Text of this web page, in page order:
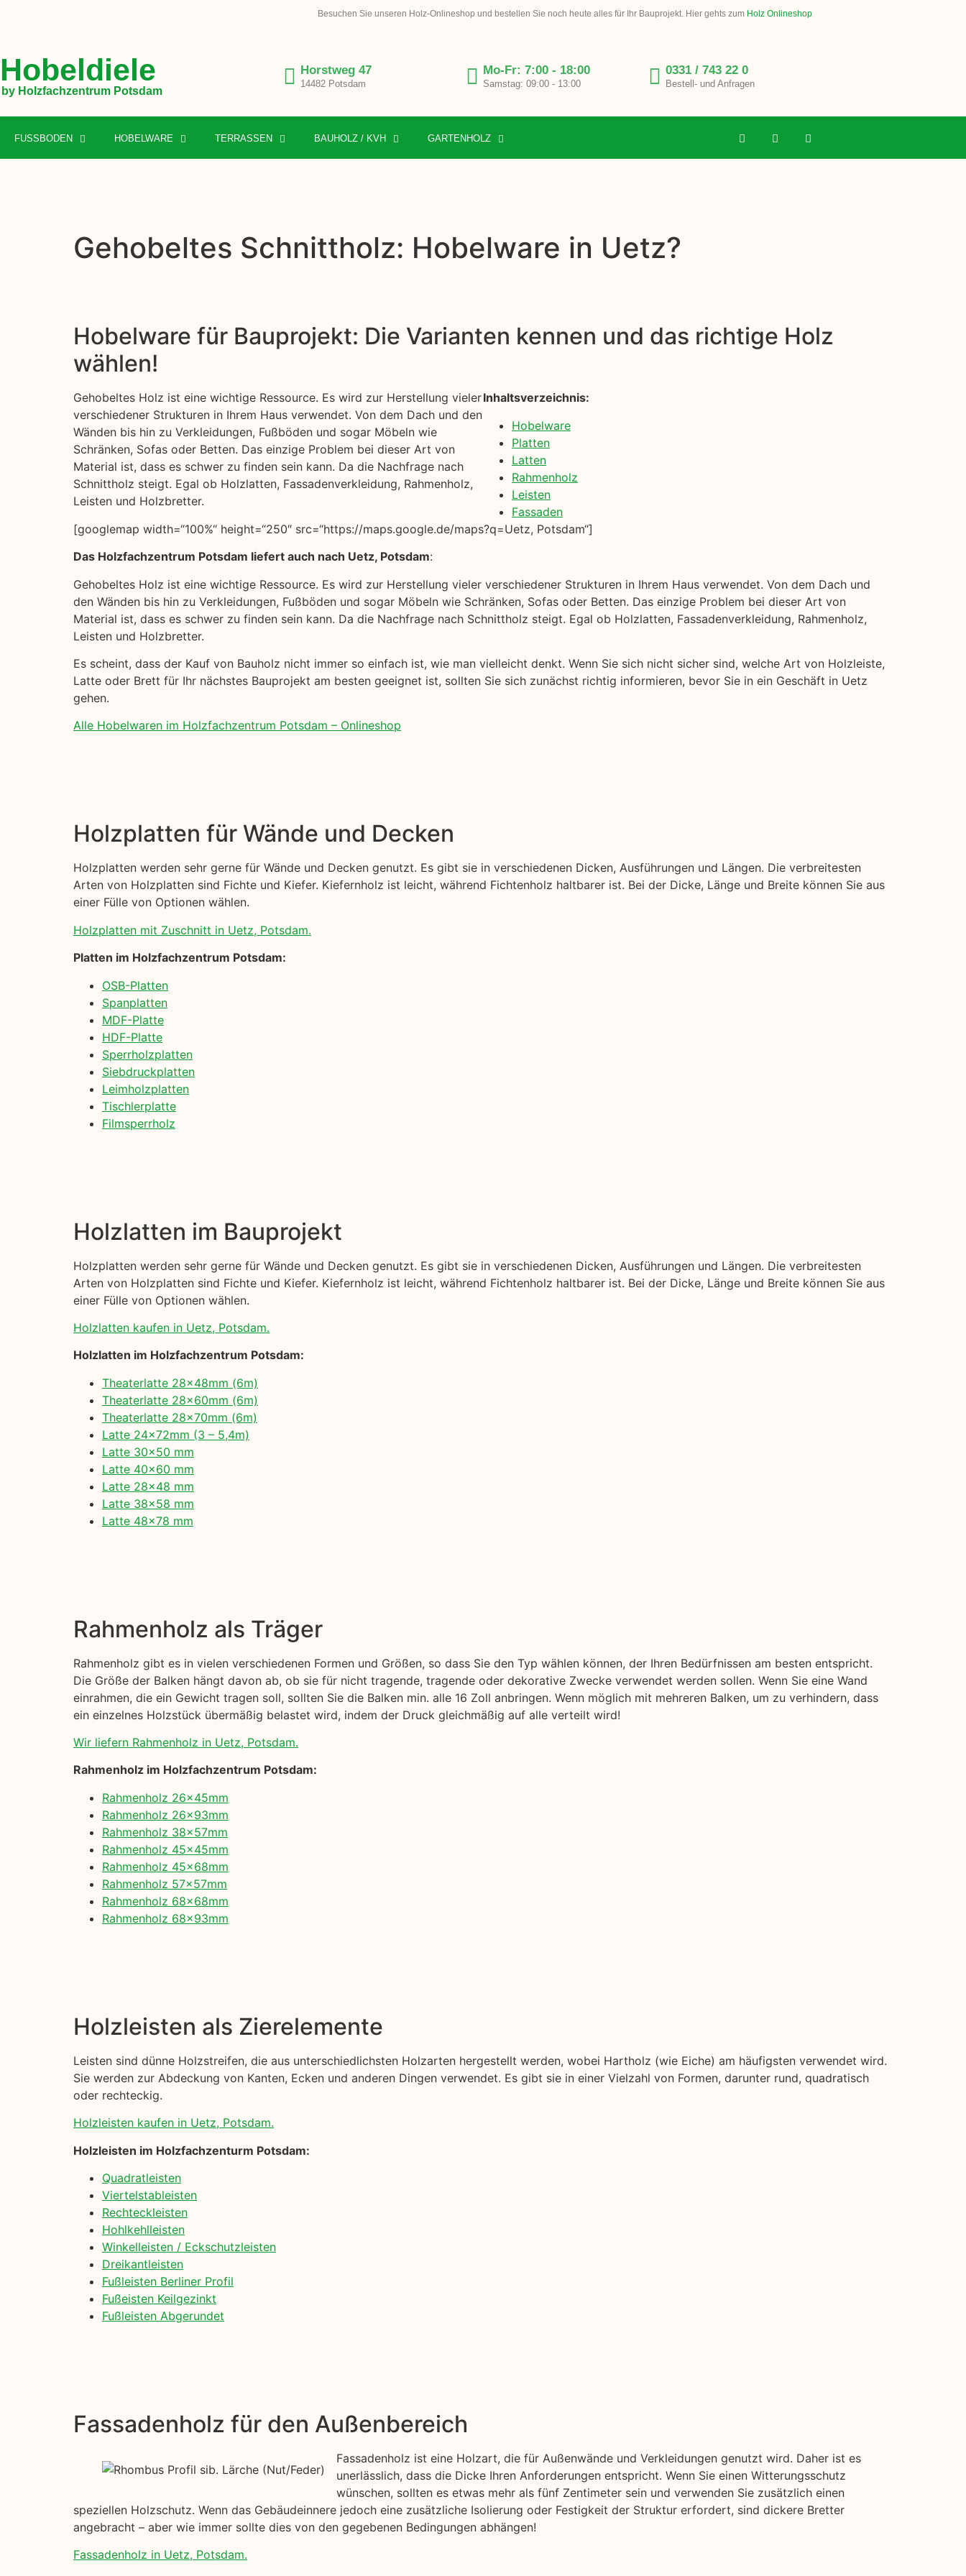
Besuchen Sie unseren Holz-Onlineshop und bestellen Sie noch heute alles für Ihr Bauprojekt. Hier gehts zum Holz Onlineshop
Hobeldiele
by Holzfachzentrum Potsdam
Horstweg 47
14482 Potsdam
Mo-Fr: 7:00 - 18:00
Samstag: 09:00 - 13:00
0331 / 743 22 0
Bestell- und Anfragen
FUSSBODEN HOBELWARE TERRASSEN BAUHOLZ / KVH GARTENHOLZ
Gehobeltes Schnittholz: Hobelware in Uetz?
Hobelware für Bauprojekt: Die Varianten kennen und das richtige Holz
wählen!
Gehobeltes Holz ist eine wichtige Ressource. Es wird zur Herstellung vieler
verschiedener Strukturen in Ihrem Haus verwendet. Von dem Dach und den
Wänden bis hin zu Verkleidungen, Fußböden und sogar Möbeln wie
Schränken, Sofas oder Betten. Das einzige Problem bei dieser Art von
Material ist, dass es schwer zu finden sein kann. Da die Nachfrage nach
Schnittholz steigt. Egal ob Holzlatten, Fassadenverkleidung, Rahmenholz,
Leisten und Holzbretter.
Inhaltsverzeichnis:
Hobelware
Platten
Latten
Rahmenholz
Leisten
Fassaden
[googlemap width=“100%“ height=“250″ src=“https://maps.google.de/maps?q=Uetz, Potsdam“]
Das Holzfachzentrum Potsdam liefert auch nach Uetz, Potsdam:
Gehobeltes Holz ist eine wichtige Ressource. Es wird zur Herstellung vieler verschiedener Strukturen in Ihrem Haus verwendet. Von dem Dach und
den Wänden bis hin zu Verkleidungen, Fußböden und sogar Möbeln wie Schränken, Sofas oder Betten. Das einzige Problem bei dieser Art von
Material ist, dass es schwer zu finden sein kann. Da die Nachfrage nach Schnittholz steigt. Egal ob Holzlatten, Fassadenverkleidung, Rahmenholz,
Leisten und Holzbretter.
Es scheint, dass der Kauf von Bauholz nicht immer so einfach ist, wie man vielleicht denkt. Wenn Sie sich nicht sicher sind, welche Art von Holzleiste,
Latte oder Brett für Ihr nächstes Bauprojekt am besten geeignet ist, sollten Sie sich zunächst richtig informieren, bevor Sie in ein Geschäft in Uetz
gehen.
Alle Hobelwaren im Holzfachzentrum Potsdam – Onlineshop
Holzplatten für Wände und Decken
Holzplatten werden sehr gerne für Wände und Decken genutzt. Es gibt sie in verschiedenen Dicken, Ausführungen und Längen. Die verbreitesten
Arten von Holzplatten sind Fichte und Kiefer. Kiefernholz ist leicht, während Fichtenholz haltbarer ist. Bei der Dicke, Länge und Breite können Sie aus
einer Fülle von Optionen wählen.
Holzplatten mit Zuschnitt in Uetz, Potsdam.
Platten im Holzfachzentrum Potsdam:
OSB-Platten
Spanplatten
MDF-Platte
HDF-Platte
Sperrholzplatten
Siebdruckplatten
Leimholzplatten
Tischlerplatte
Filmsperrholz
Holzlatten im Bauprojekt
Holzplatten werden sehr gerne für Wände und Decken genutzt. Es gibt sie in verschiedenen Dicken, Ausführungen und Längen. Die verbreitesten
Arten von Holzplatten sind Fichte und Kiefer. Kiefernholz ist leicht, während Fichtenholz haltbarer ist. Bei der Dicke, Länge und Breite können Sie aus
einer Fülle von Optionen wählen.
Holzlatten kaufen in Uetz, Potsdam.
Holzlatten im Holzfachzentrum Potsdam:
Theaterlatte 28x48mm (6m)
Theaterlatte 28x60mm (6m)
Theaterlatte 28x70mm (6m)
Latte 24x72mm (3 – 5,4m)
Latte 30×50 mm
Latte 40×60 mm
Latte 28×48 mm
Latte 38×58 mm
Latte 48×78 mm
Rahmenholz als Träger
Rahmenholz gibt es in vielen verschiedenen Formen und Größen, so dass Sie den Typ wählen können, der Ihren Bedürfnissen am besten entspricht.
Die Größe der Balken hängt davon ab, ob sie für nicht tragende, tragende oder dekorative Zwecke verwendet werden sollen. Wenn Sie eine Wand
einrahmen, die ein Gewicht tragen soll, sollten Sie die Balken min. alle 16 Zoll anbringen. Wenn möglich mit mehreren Balken, um zu verhindern, dass
ein einzelnes Holzstück übermäßig belastet wird, indem der Druck gleichmäßig auf alle verteilt wird!
Wir liefern Rahmenholz in Uetz, Potsdam.
Rahmenholz im Holzfachzentrum Potsdam:
Rahmenholz 26x45mm
Rahmenholz 26x93mm
Rahmenholz 38x57mm
Rahmenholz 45x45mm
Rahmenholz 45x68mm
Rahmenholz 57x57mm
Rahmenholz 68x68mm
Rahmenholz 68x93mm
Holzleisten als Zierelemente
Leisten sind dünne Holzstreifen, die aus unterschiedlichsten Holzarten hergestellt werden, wobei Hartholz (wie Eiche) am häufigsten verwendet wird.
Sie werden zur Abdeckung von Kanten, Ecken und anderen Dingen verwendet. Es gibt sie in einer Vielzahl von Formen, darunter rund, quadratisch
oder rechteckig.
Holzleisten kaufen in Uetz, Potsdam.
Holzleisten im Holzfachzenturm Potsdam:
Quadratleisten
Viertelstableisten
Rechteckleisten
Hohlkehlleisten
Winkelleisten / Eckschutzleisten
Dreikantleisten
Fußleisten Berliner Profil
Fußeisten Keilgezinkt
Fußleisten Abgerundet
Fassadenholz für den Außenbereich
Fassadenholz ist eine Holzart, die für Außenwände und Verkleidungen genutzt wird. Daher ist es
unerlässlich, dass die Dicke Ihren Anforderungen entspricht. Wenn Sie einen Witterungsschutz
wünschen, sollten es etwas mehr als fünf Zentimeter sein und verwenden Sie zusätzlich einen
speziellen Holzschutz. Wenn das Gebäudeinnere jedoch eine zusätzliche Isolierung oder Festigkeit der Struktur erfordert, sind dickere Bretter
angebracht – aber wie immer sollte dies von den gegebenen Bedingungen abhängen!
Fassadenholz in Uetz, Potsdam.